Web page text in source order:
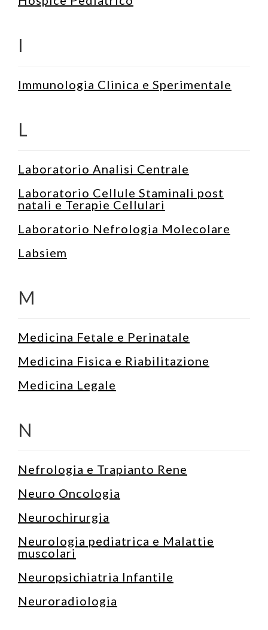
I
Immunologia Clinica e Sperimentale
L
Laboratorio Analisi Centrale
Laboratorio Cellule Staminali post
natali e Terapie Cellulari
Laboratorio Nefrologia Molecolare
Labsiem
M
Medicina Fetale e Perinatale
Medicina Fisica e Riabilitazione
Medicina Legale
N
Nefrologia e Trapianto Rene
Neuro Oncologia
Neurochirurgia
Neurologia pediatrica e Malattie
muscolari
Neuropsichiatria Infantile
Neuroradiologia